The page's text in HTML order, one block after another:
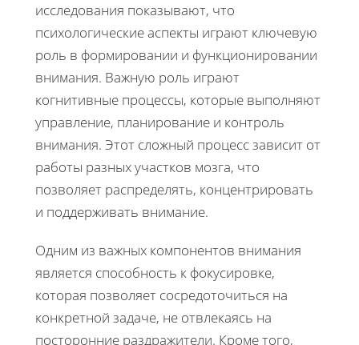
исследования показывают, что
психологические аспекты играют ключевую
роль в формировании и функционировании
внимания. Важную роль играют
когнитивные процессы, которые выполняют
управление, планирование и контроль
внимания. Этот сложный процесс зависит от
работы разных участков мозга, что
позволяет распределять, концентрировать
и поддерживать внимание.
Одним из важных компонентов внимания
является способность к фокусировке,
которая позволяет сосредоточиться на
конкретной задаче, не отвлекаясь на
посторонние раздражители. Кроме того,